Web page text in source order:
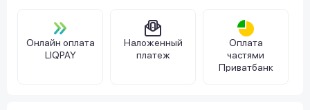
Онлайн оплата
LIQPAY
Наложенный
платеж
Оплата
частями
Приватбанк